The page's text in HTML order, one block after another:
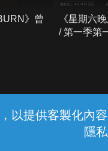
以提供客製化內
隱
》曾
《星期六
/ 第一季第